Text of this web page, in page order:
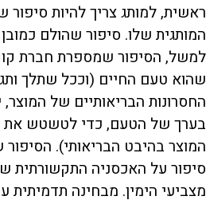
ראשית, למותג צריך להיות
למשל, הסיפור שמספרת חברת
שהוא טעם החיים (וככל שתלך
החסרונות הבריאותיים של המוצר,
בערך של הטעם, כדי לטשטש את
סיפור על האכסניה התקשורתית